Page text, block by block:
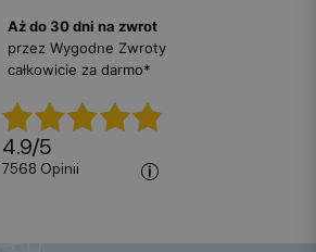
Aż do 30 dni na zwrot
przez Wygodne Zwroty
całkowicie za darmo*
4.9/5
7568 opinii